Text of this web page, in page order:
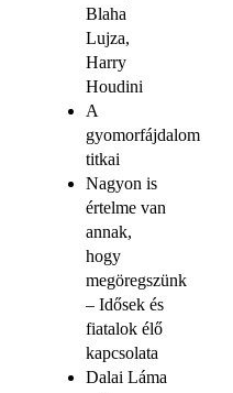
Blaha
Lujza,
Harry
Houdini
A
gyomorfájdalom
titkai
Nagyon is
értelme van
annak,
hogy
megöregszünk
– Idősek és
fiatalok élő
kapcsolata
Dalai Láma